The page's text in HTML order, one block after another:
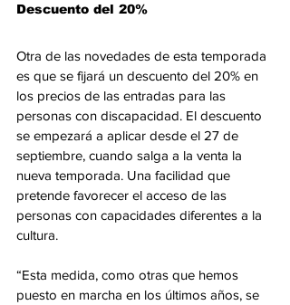
Descuento del 20%
Otra de las novedades de esta temporada
es que se fijará un descuento del 20% en
los precios de las entradas para las
personas con discapacidad. El descuento
se empezará a aplicar desde el 27 de
septiembre, cuando salga a la venta la
nueva temporada. Una facilidad que
pretende favorecer el acceso de las
personas con capacidades diferentes a la
cultura.
“Esta medida, como otras que hemos
puesto en marcha en los últimos años, se